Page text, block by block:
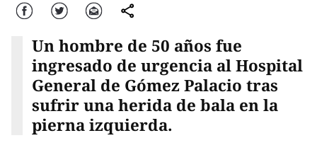
Facebook Twitter Correo comparte
Un hombre de 50 años fue
ingresado de urgencia al Hospital
General de Gómez Palacio tras
sufrir una herida de bala en la
pierna izquierda.